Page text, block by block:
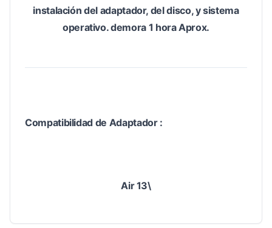
instalación del adaptador, del disco, y sistema
operativo. demora 1 hora Aprox.
Compatibilidad de Adaptador :
Air 13\